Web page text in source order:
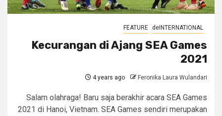
FEATURE deINTERNATIONAL
Kecurangan di Ajang SEA Games
2021
4 years ago Feronika Laura Wulandari
Salam olahraga! Baru saja berakhir acara SEA Games
2021 di Hanoi, Vietnam. SEA Games sendiri merupakan